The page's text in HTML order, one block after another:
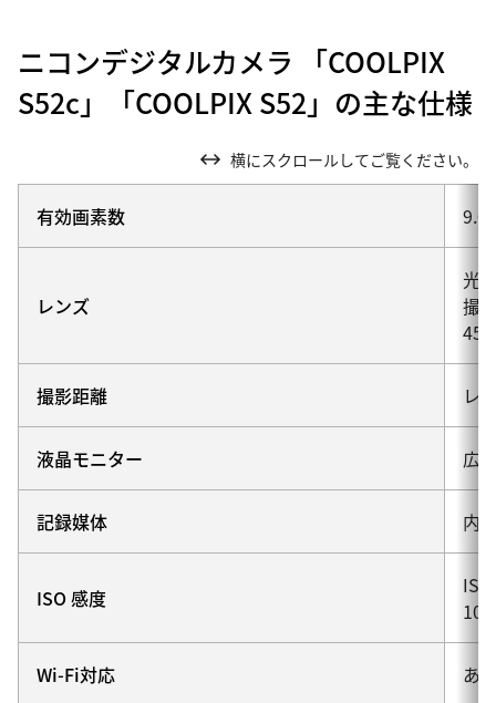
ニコンデジタルカメラ 「COOLPIX
S52c」「COOLPIX S52」の主な仕様
横にスクロールしてご覧ください。
有効画素数 9.0
レンズ
光
撮
撮影距離 レ
液晶モニター 広
記録媒体 内
ISO 感度
Wi-Fi対応 あ